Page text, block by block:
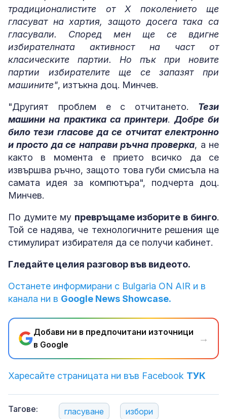
традиционалистите от Х поколението ще
гласуват на хартия, защото досега така са
гласували. Според мен ще се вдигне
избирателната активност на част от
класическите партии. Но пък при новите
партии избирателите ще се запазят при
машините", изтъкна доц. Минчев.
"Другият проблем е с отчитането. Тези
машини на практика са принтери. Добре би
било тези гласове да се отчитат електронно
и просто да се направи ръчна проверка, а не
както в момента е прието всичко да се
извършва ръчно, защото това губи смисъла на
самата идея за компютъра", подчерта доц.
Минчев.
По думите му превръщаме изборите в бинго.
Той се надява, че технологичните решения ще
стимулират избирателя да се получи кабинет.
Гледайте целия разговор във видеото.
Останете информирани с Bulgaria ON AIR и в
канала ни в Google News Showcase.
Добави ни в предпочитани източници
в Google
→
Харесайте страницата ни във Facebook ТУК
Тагове: гласуване избори